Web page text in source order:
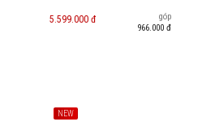
5.599.000 đ
Trả góp
966.000 đ
NEW